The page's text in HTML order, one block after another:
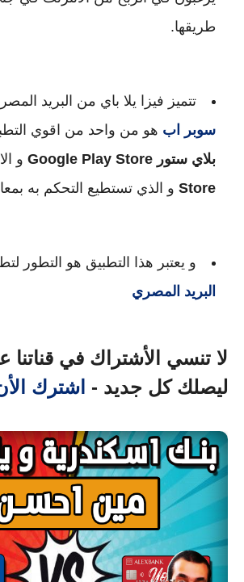
طريقها.
تتميز فيزا يلا باي من البريد
سوبر اب هو من واحد من اقوي
بلاي ستور Google Play Store و
Store و الذي تستطيع التحكم به
و يعتبر هذا التطبيق هو التطور
البريد المصري
لا تنسي الأشتراك في قناتنا
ليصلك كل جديد - اشترك